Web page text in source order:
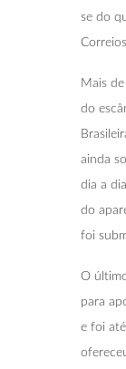
se do
Mais
do
ainda
dia a
do
foi
O
para
e foi